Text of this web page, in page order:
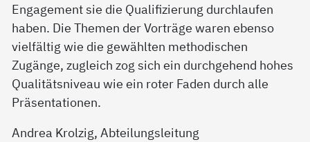
Engagement sie die Qualifizierung durchlaufen
haben. Die Themen der Vorträge waren ebenso
vielfältig wie die gewählten methodischen
Zugänge, zugleich zog sich ein durchgehend hohes
Qualitätsniveau wie ein roter Faden durch alle
Präsentationen.
Andrea Krolzig, Abteilungsleitung